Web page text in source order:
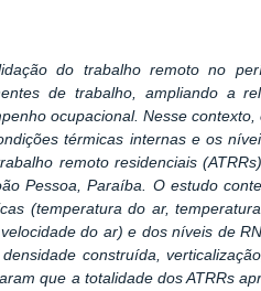
do trabalho remoto no
de trabalho, ampliando a
ocupacional. Nesse
térmicas internas e os
remoto residenciais
Pessoa, Paraíba. O estudo
(temperatura do ar,
do ar) e dos níveis de
construída,
que a totalidade dos ATRRs